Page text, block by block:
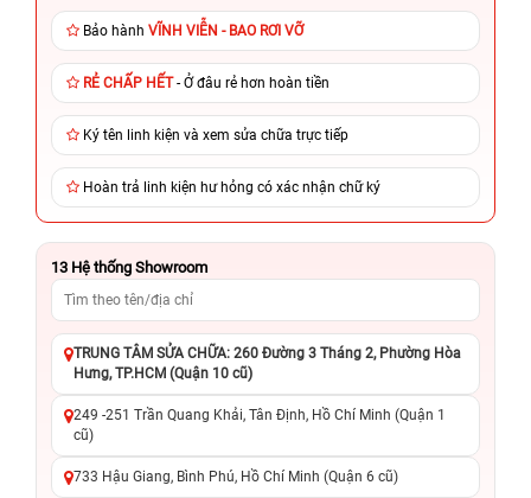
Bảo hành VĨNH VIỄN - BAO RƠI VỠ
RẺ CHẤP HẾT- Ở đâu rẻ hơn hoàn tiền
Ký tên linh kiện và xem sửa chữa trực tiếp
Hoàn trả linh kiện hư hỏng có xác nhận chữ ký
13 Hệ thống Showroom
TRUNG TÂM SỬA CHỮA: 260 Đường 3 Tháng 2, Phường Hòa
Hưng, TP.HCM (Quận 10 cũ)
249 -251 Trần Quang Khải, Tân Định, Hồ Chí Minh (Quận 1
cũ)
733 Hậu Giang, Bình Phú, Hồ Chí Minh (Quận 6 cũ)